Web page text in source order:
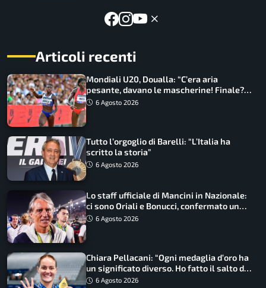
Articoli recenti
Mondiali U20, Doualla: “C’era aria
pesante, davano le mascherine! Finale?
Non ho nulla da perdere”
6 Agosto 2026
Tutto l’orgoglio di Barelli: “L’Italia ha
scritto la storia”
6 Agosto 2026
Lo staff ufficiale di Mancini in Nazionale:
ci sono Oriali e Bonucci, confermato un
ritorno
6 Agosto 2026
Chiara Pellacani: “Ogni medaglia d’oro ha
un significato diverso. Ho fatto il salto di
qualità”
6 Agosto 2026